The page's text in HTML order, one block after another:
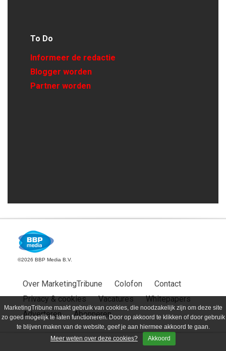
MarketingTribune maakt gebruik van cookies, die noodzakelijk zijn om deze site
zo goed mogelijk te laten functioneren. Door op akkoord te klikken of door gebruik
te blijven maken van de website, geef je aan hiermee akkoord te gaan.
Meer weten over deze cookies?
Akkoord
To Do
Informeer de redactie
Blogger worden
Partner worden
©2026 BBP Media B.V.
Over MarketingTribune Colofon
Contact
Privacy & cookies
Vacatures
Whitepapers
Adverteren
Abonneren